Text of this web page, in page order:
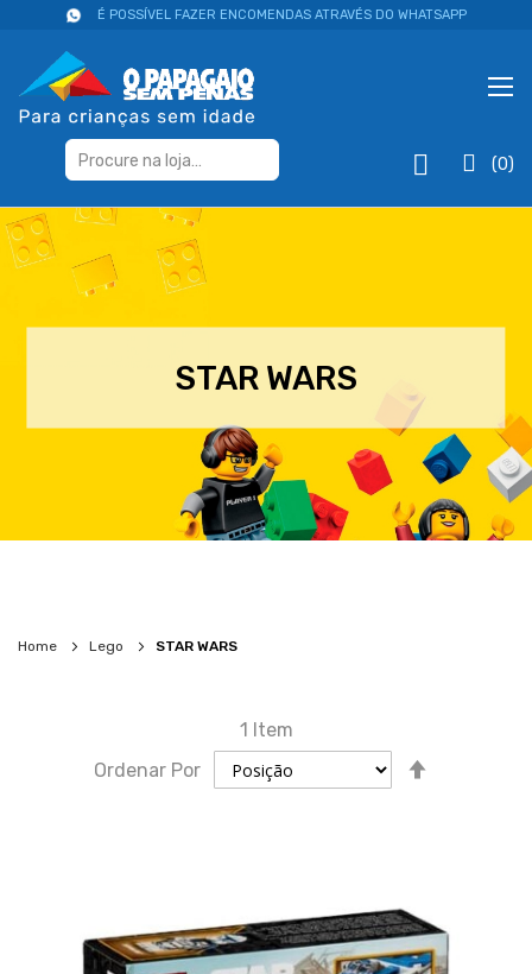
É POSSÍVEL FAZER ENCOMENDAS ATRAVÉS DO WHATSAPP
(0)
STAR WARS
Home Lego STAR WARS
1
Item
Ordenar Por